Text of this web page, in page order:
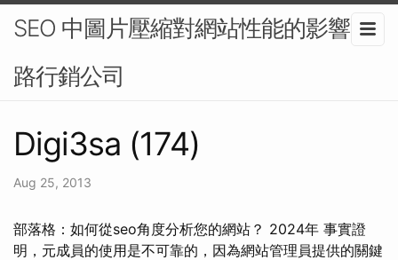
SEO 中圖片壓縮對網站性能的影響-網
路行銷公司
Digi3sa (174)
Aug 25, 2013
部落格：如何從seo角度分析您的網站？ 2024年 事實證
明，元成員的使用是不可靠的，因為網站管理員提供的關鍵